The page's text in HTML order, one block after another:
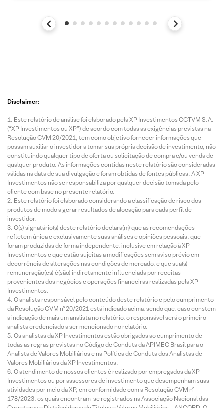
Disclaimer:
Este relatório de análise foi elaborado pela XP Investimentos CCTVM S.A.
(“XP Investimentos ou XP”) de acordo com todas as exigências previstas na
Resolução CVM 20/2021, tem como objetivo fornecer informações que
possam auxiliar o investidor a tomar sua própria decisão de investimento, não
constituindo qualquer tipo de oferta ou solicitação de compra e/ou venda de
qualquer produto. As informações contidas neste relatório são consideradas
válidas na data de sua divulgação e foram obtidas de fontes públicas. A XP
Investimentos não se responsabiliza por qualquer decisão tomada pelo
cliente com base no presente relatório.
Este relatório foi elaborado considerando a classificação de risco dos
produtos de modo a gerar resultados de alocação para cada perfil de
investidor.
O(s) signatário(s) deste relatório declara(m) que as recomendações
refletem única e exclusivamente suas análises e opiniões pessoais, que
foram produzidas de forma independente, inclusive em relação à XP
Investimentos e que estão sujeitas a modificações sem aviso prévio em
decorrência de alterações nas condições de mercado, e que sua(s)
remuneração(es) é(são) indiretamente influenciada por receitas
provenientes dos negócios e operações financeiras realizadas pela XP
Investimentos.
O analista responsável pelo conteúdo deste relatório e pelo cumprimento
da Resolução CVM nº 20/2021 está indicado acima, sendo que, caso constem
a indicação de mais um analista no relatório, o responsável será o primeiro
analista credenciado a ser mencionado no relatório.
Os analistas da XP Investimentos estão obrigados ao cumprimento de
todas as regras previstas no Código de Conduta da APIMEC Brasil para o
Analista de Valores Mobiliários e na Política de Conduta dos Analistas de
Valores Mobiliários da XP Investimentos.
O atendimento de nossos clientes é realizado por empregados da XP
Investimentos ou por assessores de investimento que desempenham suas
atividades por meio da XP, em conformidade com a Resolução CVM nº
178/2023, os quais encontram-se registrados na Associação Nacional das